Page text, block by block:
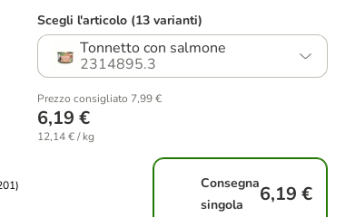
)
Scegli l'articolo (13 varianti)
Tonnetto con salmone
2314895.3
Prezzo consigliato 7,99 €
6,19 €
12,14 € / kg
Consegna
singola
6,19 €